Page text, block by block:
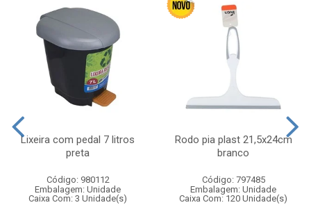
Lixeira com pedal 7 litros
preta
Código: 980112
Embalagem: Unidade
Caixa Com: 3 Unidade(s)
Rodo pia plast 21,5x24cm
branco
Código: 797485
Embalagem: Unidade
Caixa Com: 120 Unidade(s)